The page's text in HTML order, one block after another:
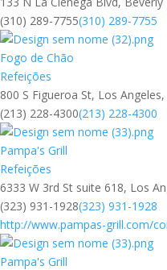
(310) 289-7755(310) 289-7755
Fogo de Chão
Refeições
800 S Figueroa St, Los
(213) 228-4300(213) 228-4300
Pampa's Grill
Refeições
6333 W 3rd St suite 618, Los
(323) 931-1928(323) 931-1928
http://www.pampas-grill.com/
Pampa's Grill